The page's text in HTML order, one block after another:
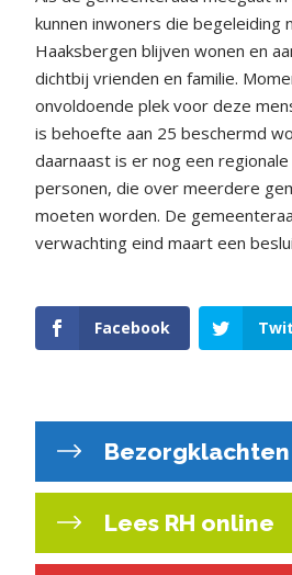
kunnen inwoners die begeleiding
Haaksbergen blijven wonen en
dichtbij vrienden en familie.
onvoldoende plek voor deze
is behoefte aan 25 beschermd
daarnaast is er nog een
personen, die over meerdere
moeten worden. De
verwachting eind maart een
Facebook
Bezorgklachten
Lees RH online